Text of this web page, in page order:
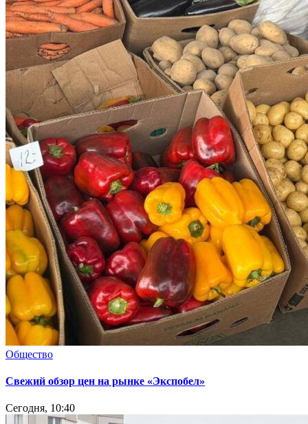
Общество
Свежий обзор цен на рынке «Экспобел»
Сегодня, 10:40